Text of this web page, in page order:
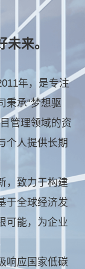
来。
年，是专注
秉承“梦想驱
管理领域的资
个人提供长期
，致力于构建
于全球经济发
可能，为企业
响应国家低碳